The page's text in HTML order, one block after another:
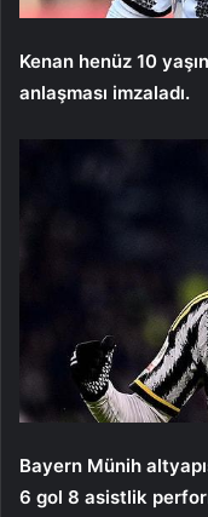
Kenan henüz 10
anlaşması imzaladı.
Bayern Münih
6 gol 8 asistlik